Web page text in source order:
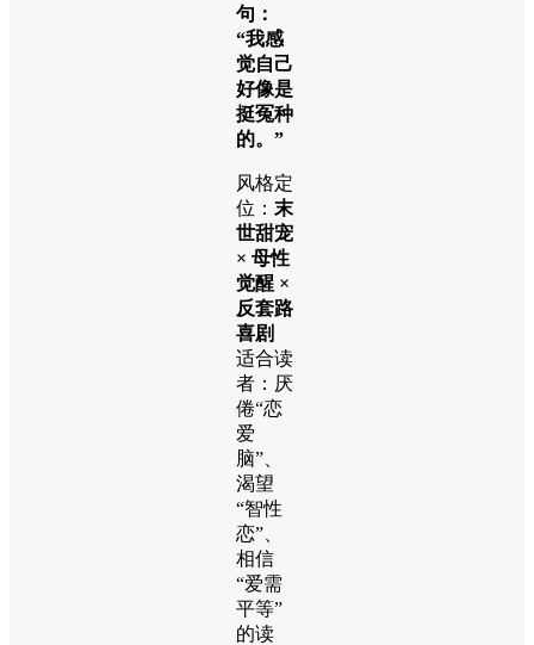
句：
“我感
觉自己
好像是
挺冤种
的。”
风格定
位： 末
世甜宠
× 母性
觉醒 ×
反套路
喜剧
适合读
者：厌
倦“恋
爱
脑”、
渴望
“智性
恋”、
相信
“爱需
平等”
的读